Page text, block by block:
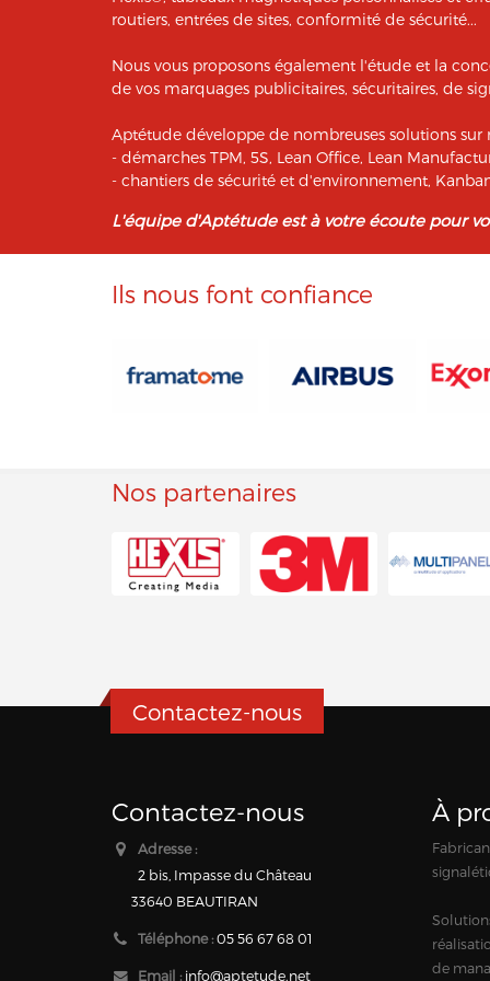
routiers, entrées de sites, conformité de sécurité...
Nous vous proposons également l'étude et la
de vos marquages publicitaires, sécuritaires, de
Aptétude développe de nombreuses solutions sur
- démarches TPM, 5S, Lean Office, Lean
- chantiers de sécurité et d'environnement,
L'équipe d'Aptétude est à votre écoute pour
Ils nous font confiance
Nos partenaires
Contactez-nous
Contactez-nous
Adresse :
2 bis, Impasse du Château
33640 BEAUTIRAN
Téléphone :05 56 67 68 01
Email : info@aptetude.net
À
de